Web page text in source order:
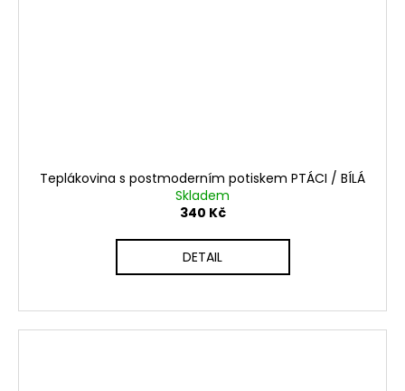
Teplákovina s postmoderním potiskem PTÁCI / BÍLÁ
Skladem
340 Kč
DETAIL